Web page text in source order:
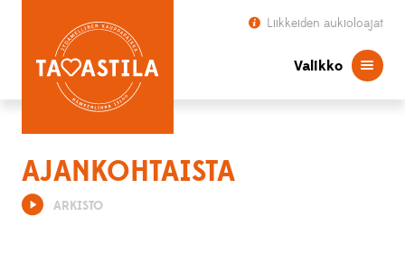
Liikkeiden aukioloajat
Valikko
AJANKOHTAISTA
ARKISTO